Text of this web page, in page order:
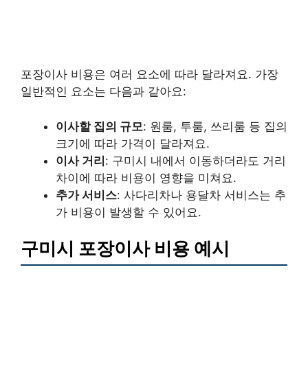
포장이사 비용은 여러 요소에 따라 달라져요. 가장
일반적인 요소는 다음과 같아요:
이사할 집의 규모: 원룸, 투룸, 쓰리룸 등 집의
크기에 따라 가격이 달라져요.
이사 거리: 구미시 내에서 이동하더라도 거리
차이에 따라 비용이 영향을 미쳐요.
추가 서비스: 사다리차나 용달차 서비스는 추
가 비용이 발생할 수 있어요.
구미시 포장이사 비용 예시